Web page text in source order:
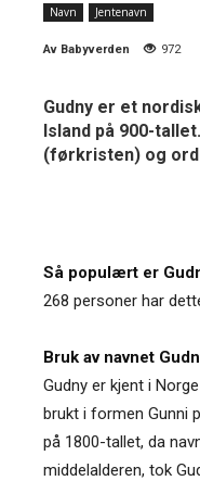
Navn Jentenavn
Av Babyverden 972
Gudny er et
Island på 900-
(førkristen) og
Så populært er
268 personer har
Bruk av navnet
Gudny er kjent i
brukt i formen Gunni
på 1800-tallet, da
middelalderen, tok